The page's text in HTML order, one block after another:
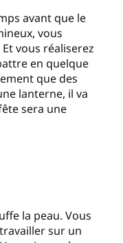
avant que le
vous
vous réaliserez
en quelque
que des
lanterne, il va
sera une
la peau. Vous
sur un